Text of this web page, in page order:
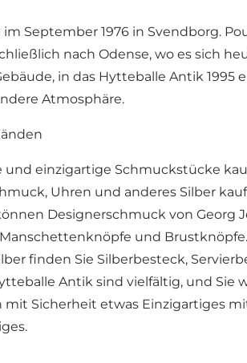
September 1976 in Svendborg.
nach Odense, wo es sich
in das Hytteballe Antik
Atmosphäre.
einzigartige Schmuckstücke
Uhren und anderes Silber
Designerschmuck von Georg
und
finden Sie Silberbesteck,
Antik sind vielfältig, und
mit Sicherheit etwas Einzigartiges